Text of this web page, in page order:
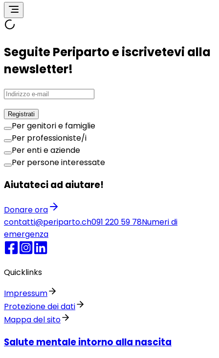
Seguite Periparto e iscrivetevi alla
newsletter!
Registrati
Per genitori e famiglie
Per professioniste/i
Per enti e aziende
Per persone interessate
Aiutateci ad aiutare!
Donare ora
contatti@periparto.ch091 220 59 78Numeri di
emergenza
Quicklinks
Impressum
Protezione dei dati
Mappa del sito
Salute mentale intorno alla nascita